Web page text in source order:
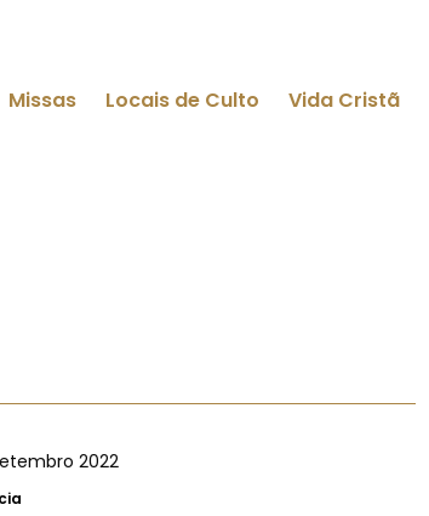
Missas Locais de Culto Vida Cristã
2022